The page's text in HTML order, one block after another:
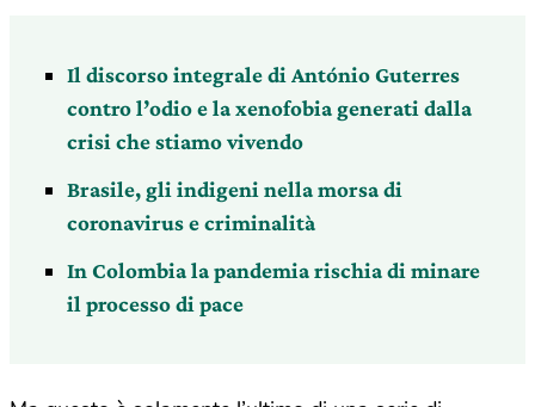
Il discorso integrale di António Guterres
contro l’odio e la xenofobia generati dalla
crisi che stiamo vivendo
Brasile, gli indigeni nella morsa di
coronavirus e criminalità
In Colombia la pandemia rischia di minare
il processo di pace